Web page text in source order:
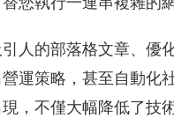
人的部落格文章、優
運策略，甚至自動化
，不僅大幅降低了技